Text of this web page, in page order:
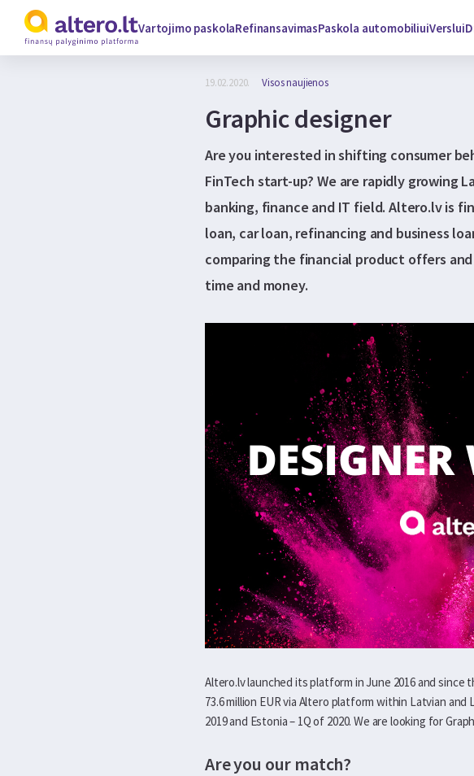
Vartojimo paskolaRefinansavimasPaskola automobiliuiVerslui
19.02.2020. Visos naujienos
Graphic designer
Are you interested in shifting consumer
FinTech start-up? We are rapidly growing
banking, finance and IT field. Altero.lv is
loan, car loan, refinancing and business
comparing the financial product offers
time and money.
Altero.lv launched its platform in June 2016 and since
73.6 million EUR via Altero platform within Latvian
2019 and Estonia – 1Q of 2020. We are looking for
Are you our match?